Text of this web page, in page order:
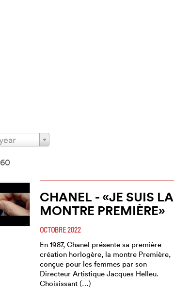
60
CHANEL - «JE SUIS LA
MONTRE PREMIÈRE»
OCTOBRE 2022
En 1987, Chanel présente sa première
création horlogère, la montre Première,
conçue pour les femmes par son
Directeur Artistique Jacques Helleu.
Choisissant (…)